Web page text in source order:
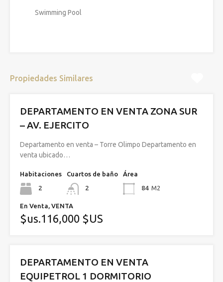
Swimming Pool
Propiedades Similares
DEPARTAMENTO EN VENTA ZONA SUR
– AV. EJERCITO
Departamento en venta – Torre Olimpo Departamento en
venta ubicado…
Habitaciones
2
Cuartos de baño
2
Área
84 M2
En Venta, VENTA
$us.116,000 $US
DEPARTAMENTO EN VENTA
EQUIPETROL 1 DORMITORIO